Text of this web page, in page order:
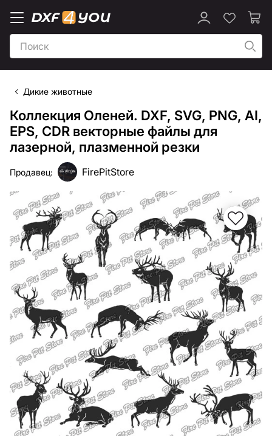
Дикие животные
Коллекция Оленей. DXF, SVG, PNG, AI,
EPS, CDR векторные файлы для
лазерной, плазменной резки
Продавец: FirePitStore